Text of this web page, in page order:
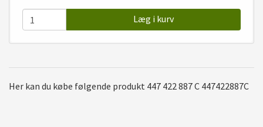
Læg i kurv
Her kan du købe følgende produkt 447 422 887 C 447422887C